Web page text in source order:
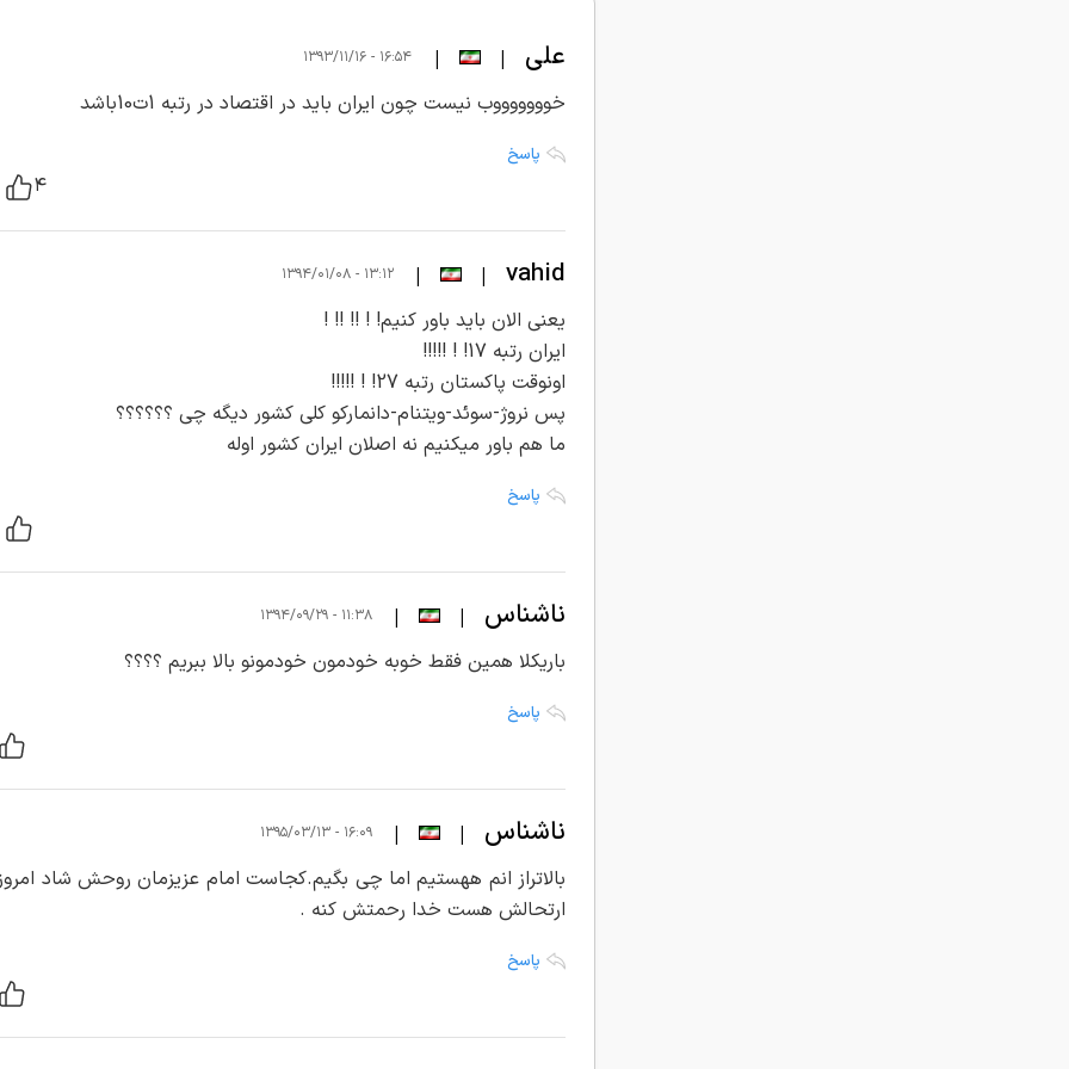
علی |
| ۱۶:۵۴ - ۱۳۹۳/۱۱/۱۶
خوووووووب نیست چون ایران باید در اقتصاد در رتبه 1ت10باشد
پاسخ
۴
vahid
|
| ۱۳:۱۲ - ۱۳۹۴/۰۱/۰۸
یعنی الان باید باور کنیم! ! !! !! !
ایران رتبه 17! ! !!!!!
اونوقت پاکستان رتبه 27! ! !!!!!
پس نروژ-سوئد-ویتنام-دانمارکو کلی کشور دیگه چی ؟؟؟؟؟؟
ما هم باور میکنیم نه اصلان ایران کشور اوله
پاسخ
ناشناس |
| ۱۱:۳۸ - ۱۳۹۴/۰۹/۲۹
باریکلا همین فقط خوبه خودمون خودمونو بالا ببریم ؟؟؟؟
پاسخ
ناشناس |
| ۱۶:۰۹ - ۱۳۹۵/۰۳/۱۳
بالاتراز انم ههستیم اما چی بگیم.کجاست امام عزیزمان روحش شاد
ارتحالش هست خدا رحمتش کنه .
پاسخ